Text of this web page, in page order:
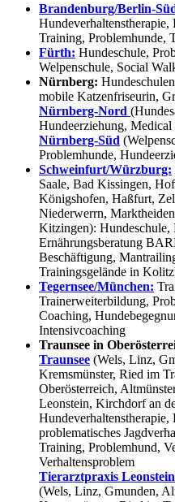
Brandenburg/Berlin-
Training, Problemhunde,
Fürth: Hundeschule,
Welpenschule, Social
Nürnberg:
mobile Katzenfriseurin,
Nürnberg-Nord
Hundeerziehung,
Nürnberg-Süd
Problemhunde,
Schweinfurt/Würzburg:
Saale, Bad Kissingen,
Königshofen, Haßfurt,
Niederwerrn,
Kitzingen): Hundeschule,
Ernährungsberatung
Beschäftigung,
Trainingsgelände in
Tegernsee/München:
Trainerweiterbildung,
Coaching,
Intensivcoaching
Traunsee in
Traunsee (Wels, Linz,
Kremsmünster, Ried im
Oberösterreich,
Leonstein, Kirchdorf an
problematisches
Training, Problemhund,
Verhaltensproblem
Tierarztpraxis Leonstein
(Wels, Linz, Gmunden,